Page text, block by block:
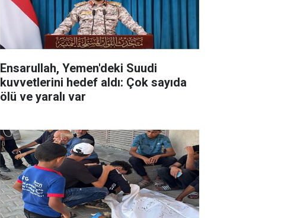
Ensarullah, Yemen'deki Suudi
kuvvetlerini hedef aldı: Çok sayıda
ölü ve yaralı var